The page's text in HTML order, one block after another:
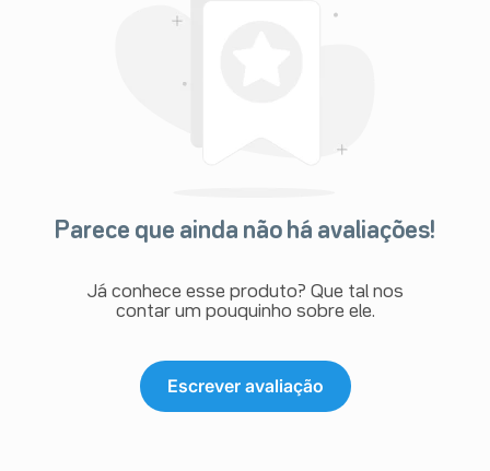
Parece que ainda não há avaliações!
Já conhece esse produto? Que tal nos
contar um pouquinho sobre ele.
Escrever avaliação